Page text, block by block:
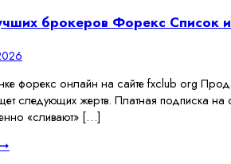
брокеров Форекс Список
форекс онлайн на сайте fxclub org
следующих жертв. Платная подписка
«сливают» […]